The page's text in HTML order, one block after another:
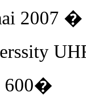
2007
600�